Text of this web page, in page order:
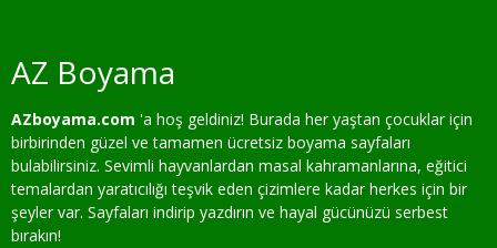
AZ Boyama
AZboyama.com 'a hoş geldiniz! Burada her yaştan çocuklar için
birbirinden güzel ve tamamen ücretsiz boyama sayfaları
bulabilirsiniz. Sevimli hayvanlardan masal kahramanlarına, eğitici
temalardan yaratıcılığı teşvik eden çizimlere kadar herkes için bir
şeyler var. Sayfaları indirip yazdırın ve hayal gücünüzü serbest
bırakın!